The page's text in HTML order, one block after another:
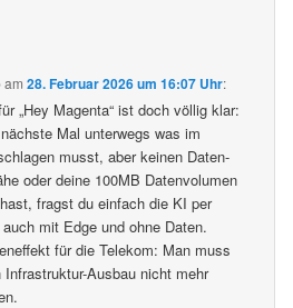
am28. Februar 2026 um 16:07 Uhr:
„Hey Magenta“ ist doch völlig klar:
Mal unterwegs was im
musst, aber keinen Daten-
oder deine 100MB Datenvolumen
fragst du einfach die KI per
mit Edge und ohne Daten.
für die Telekom: Man muss
Infrastruktur-Ausbau nicht mehr